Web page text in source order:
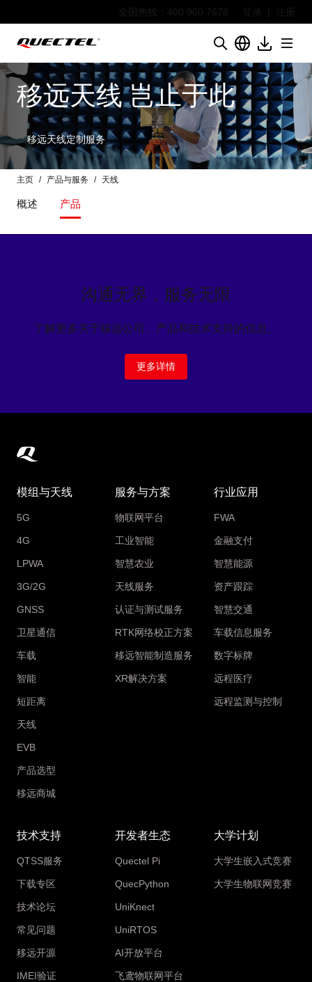
全国热线：400 960 7678 登录
移远天线 岂止于此
移远天线定制服务
主页 产品与服务 天线
概述 产品
沟通无界，服务无限
了解更多关于移远公司、产品和技术支持的信息。
更多详情
模组与天线
5G
4G
LPWA
3G/2G
GNSS
卫星通信
车载
智能
短距离
天线
EVB
产品选型
移远商城
服务与方案
物联网平台
工业智能
智慧农业
天线服务
认证与测试服务
RTK网络校正方案
移远智能制造服务
XR解决方案
行业应用
FWA
金融支付
智慧能源
资产跟踪
智慧交通
车载信息服务
数字标牌
远程医疗
远程监测与控制
技术支持
QTSS服务
下载专区
技术论坛
常见问题
移远开源
IMEI验证
开发者生态
Quectel Pi
QuecPython
UniKnect
UniRTOS
AI开放平台
飞鸢物联网平台
大学计划
大学生嵌入式竞赛
大学生物联网竞赛